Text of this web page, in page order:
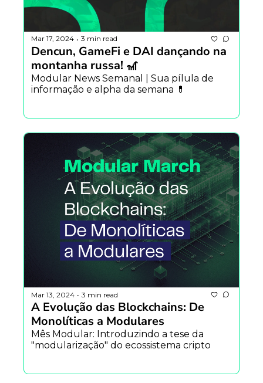
Mar 17, 2024 • 3 min read
Dencun, GameFi e DAI dançando na
montanha russa! 🎢
Modular News Semanal | Sua pílula de
informação e alpha da semana 💊
Mar 13, 2024 • 3 min read
A Evolução das Blockchains: De
Monolíticas a Modulares
Mês Modular: Introduzindo a tese da
"modularização" do ecossistema cripto